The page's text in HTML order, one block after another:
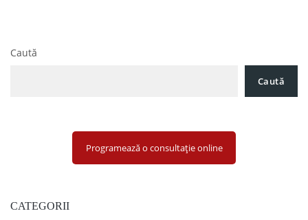
Caută
Caută
Programează o consultație online
CATEGORII